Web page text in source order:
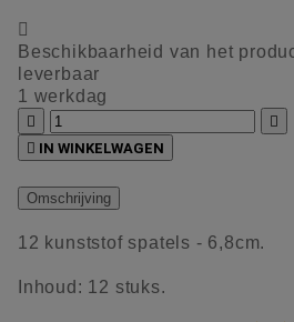

Beschikbaarheid van het
leverbaar
1 werkdag


 IN WINKELWAGEN
Omschrijving
12 kunststof spatels - 6,8cm.
Inhoud: 12 stuks.